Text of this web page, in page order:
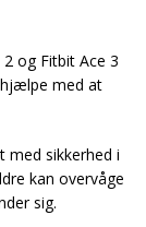
og Fitbit Ace 3
med at
med sikkerhed i
kan overvåge
sig.